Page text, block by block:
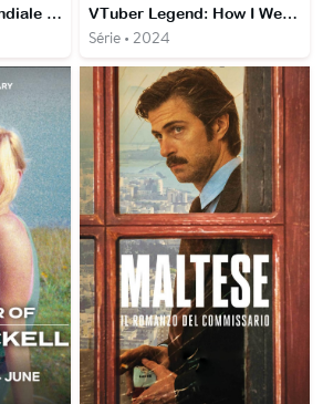
Seconde Guerre mondiale : la guerre totale VTuber Legend: How I Went Viral after Forgetting to Turn Off My Stream
Série • 2024